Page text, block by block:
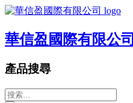
華信盈國際有限公司
產品搜尋